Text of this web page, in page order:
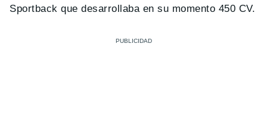
Sportback que desarrollaba en su momento 450 CV.